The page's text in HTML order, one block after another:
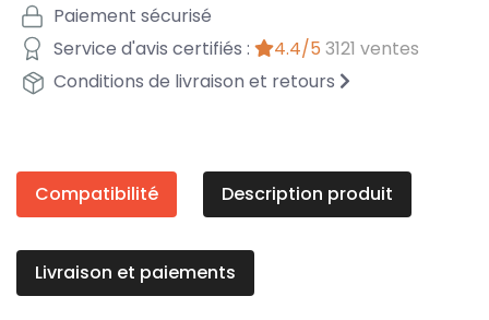
Paiement sécurisé
Service d'avis certifiés :
4.4/5 3121 ventes
Conditions de livraison et retours
Compatibilité Description produit
Livraison et paiements